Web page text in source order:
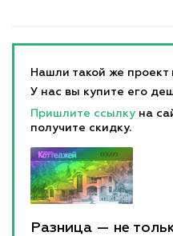
Нашли такой же проект
У нас вы купите его
Пришлите ссылку на
получите скидку.
Разница — не